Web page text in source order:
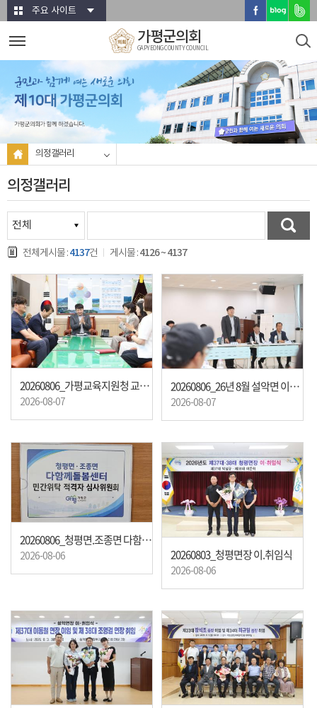
본문바로가기주요 사이트
가평군의회
GAPYEONG COUNTY COUNCIL
의정갤러리
의정갤러리
전체게시물 :4137건 게시물 :4126 ~ 4137
20260806_가평교육지원청 교육장 내방
2026-08-07
20260806_26년 8월 설악면 이장회의
2026-08-07
20260806_청평면.조종면 다함께 돌봄센터 민간위탁 적격자 심사위원회
2026-08-06 20260803_청평면장 이.취임식
2026-08-06